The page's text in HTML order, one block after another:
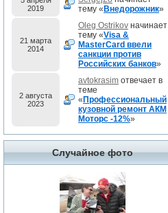
2019
тему « Внедорожник»
21 марта
2014
Oleg Ostrikov начинает
тему «Visa &
MasterCard ввели
санкции против
Российских банков»
2 августа
2023
avtokrasim отвечает в
теме
« Профессиональный
кузовной ремонт АКМ
Моторс -12%»
Случайное фото